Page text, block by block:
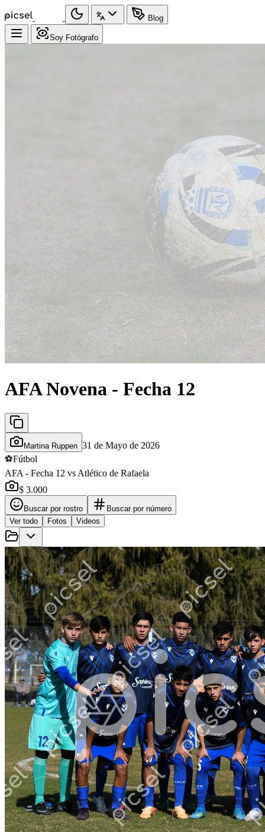
Blog
Soy Fotógrafo
AFA Novena - Fecha 12
Martina Ruppen 31 de Mayo de 2026
⚽Fútbol
AFA - Fecha 12 vs Atlético de Rafaela
$ 3.000
Buscar por rostro
Buscar por número
Ver todo
Fotos Videos